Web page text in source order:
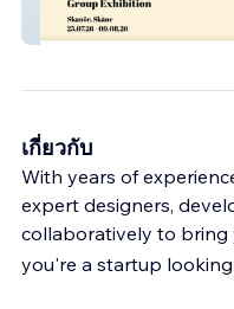
WAY gallery Sthlm
เกี่ยวกับ
With years of
expert designers,
collaboratively to bring
you're a startup